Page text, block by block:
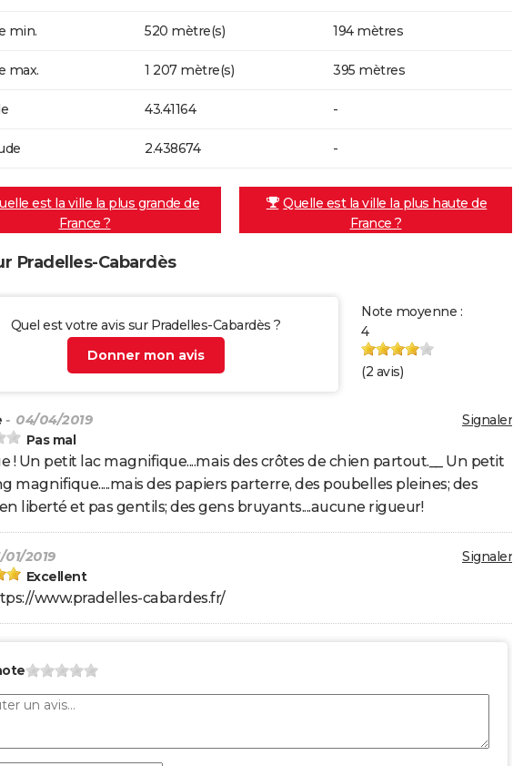
min. 520 mètre(s) 194 mètres
max. 1 207 mètre(s) 395 mètres
43.41164 -
2.438674 -
est la ville la plus grande de
France ?
Quelle est la ville la plus haute de
France ?
Pradelles-Cabardès
Quel est votre avis sur Pradelles-Cabardès ?
Donner mon avis
Note moyenne :
4
(2 avis)
Signaler
- 04/04/2019
Pas mal
! Un petit lac magnifique....mais des crôtes de chien partout.__ Un petit
magnifique.....mais des papiers parterre, des poubelles pleines; des
liberté et pas gentils; des gens bruyants....aucune rigueur!
Signaler
01/2019
Excellent
www.pradelles-cabardes.fr/